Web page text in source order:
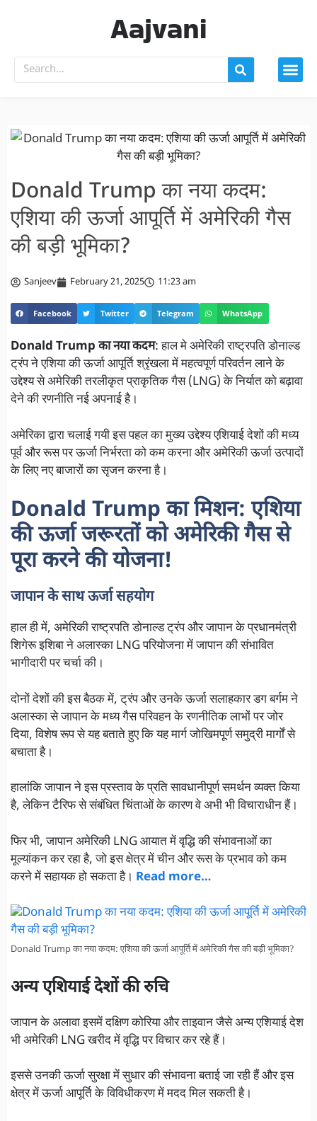
Aajvani
Donald Trump का नया कदम:
एशिया की ऊर्जा आपूर्ति में अमेरिकी गैस
की बड़ी भूमिका?
Sanjeev February 21, 2025 11:23 am
Facebook Twitter Telegram WhatsApp
Donald Trump का नया कदम: हाल मे अमेरिकी राष्ट्रपति डोनाल्ड
ट्रंप ने एशिया की ऊर्जा आपूर्ति श्रृंखला में महत्वपूर्ण परिवर्तन लाने के
उद्देश्य से अमेरिकी तरलीकृत प्राकृतिक गैस (LNG) के निर्यात को बढ़ावा
देने की रणनीति नई अपनाई है।
अमेरिका द्वारा चलाई गयी इस पहल का मुख्य उद्देश्य एशियाई देशों की मध्य
पूर्व और रूस पर ऊर्जा निर्भरता को कम करना और अमेरिकी ऊर्जा उत्पादों
के लिए नए बाजारों का सृजन करना है।
Donald Trump का मिशन: एशिया
की ऊर्जा जरूरतों को अमेरिकी गैस से
पूरा करने की योजना!
जापान के साथ ऊर्जा सहयोग
हाल ही में, अमेरिकी राष्ट्रपति डोनाल्ड ट्रंप और जापान के प्रधानमंत्री
शिगेरू इशिबा ने अलास्का LNG परियोजना में जापान की संभावित
भागीदारी पर चर्चा की।
दोनों देशों की इस बैठक में, ट्रंप और उनके ऊर्जा सलाहकार डग बर्गम ने
अलास्का से जापान के मध्य गैस परिवहन के रणनीतिक लाभों पर जोर
दिया, विशेष रूप से यह बताते हुए कि यह मार्ग जोखिमपूर्ण समुद्री मार्गों से
बचाता है।
हालांकि जापान ने इस प्रस्ताव के प्रति सावधानीपूर्ण समर्थन व्यक्त किया
है, लेकिन टैरिफ से संबंधित चिंताओं के कारण वे अभी भी विचाराधीन हैं।
फिर भी, जापान अमेरिकी LNG आयात में वृद्धि की संभावनाओं का
मूल्यांकन कर रहा है, जो इस क्षेत्र में चीन और रूस के प्रभाव को कम
करने में सहायक हो सकता है। Read more…
Donald Trump का नया कदम: एशिया की ऊर्जा आपूर्ति में अमेरिकी गैस की बड़ी भूमिका?
अन्य एशियाई देशों की रुचि
जापान के अलावा इसमें दक्षिण कोरिया और ताइवान जैसे अन्य एशियाई देश
भी अमेरिकी LNG खरीद में वृद्धि पर विचार कर रहे हैं।
इससे उनकी ऊर्जा सुरक्षा में सुधार की संभावना बताई जा रही हैं और इस
क्षेत्र में ऊर्जा आपूर्ति के विविधीकरण में मदद मिल सकती है।